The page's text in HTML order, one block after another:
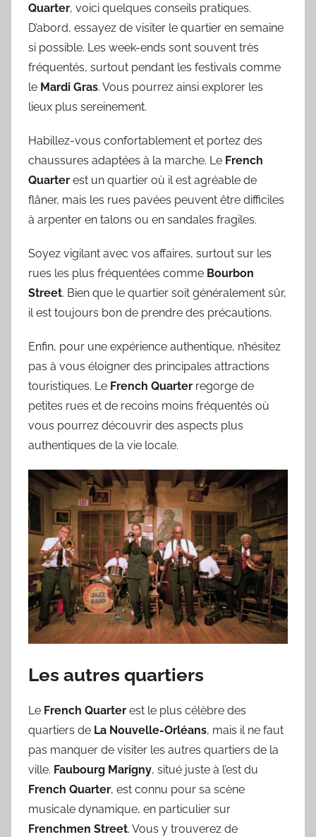
Quarter, voici quelques conseils pratiques.
D’abord, essayez de visiter le quartier en semaine
si possible. Les week-ends sont souvent très
fréquentés, surtout pendant les festivals comme
le Mardi Gras. Vous pourrez ainsi explorer les
lieux plus sereinement.
Habillez-vous confortablement et portez des
chaussures adaptées à la marche. Le French
Quarter est un quartier où il est agréable de
flâner, mais les rues pavées peuvent être difficiles
à arpenter en talons ou en sandales fragiles.
Soyez vigilant avec vos affaires, surtout sur les
rues les plus fréquentées comme Bourbon
Street. Bien que le quartier soit généralement sûr,
il est toujours bon de prendre des précautions.
Enfin, pour une expérience authentique, n’hésitez
pas à vous éloigner des principales attractions
touristiques. Le French Quarter regorge de
petites rues et de recoins moins fréquentés où
vous pourrez découvrir des aspects plus
authentiques de la vie locale.
Les autres quartiers
Le French Quarter est le plus célèbre des
quartiers de La Nouvelle-Orléans, mais il ne faut
pas manquer de visiter les autres quartiers de la
ville. Faubourg Marigny, situé juste à l’est du
French Quarter, est connu pour sa scène
musicale dynamique, en particulier sur
Frenchmen Street. Vous y trouverez de